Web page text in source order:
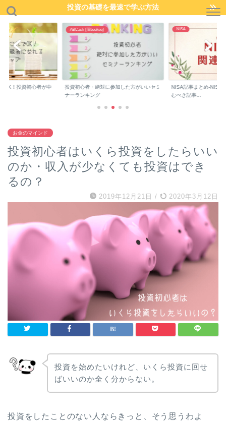
投資の基礎を最速で学ぶ方法
OK！投資初心者が中
ABCash (旧bookee)
投資初心者・絶対に参加した方がいいセミ
ナーランキング
NISA
NISA記事まとめ-NISA
むべき記事...
お金のマインド
投資初心者はいくら投資をしたらいい
のか・収入が少なくても投資はでき
るの？
2019年12月21日 / 2020年3月12日
投資を始めたいけれど、いくら投資に回せ
ばいいのか全く分からない。
投資をしたことのない人ならきっと、そう思うわよ